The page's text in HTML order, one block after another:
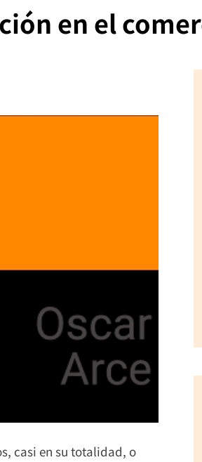
en el
casi en su totalidad, o